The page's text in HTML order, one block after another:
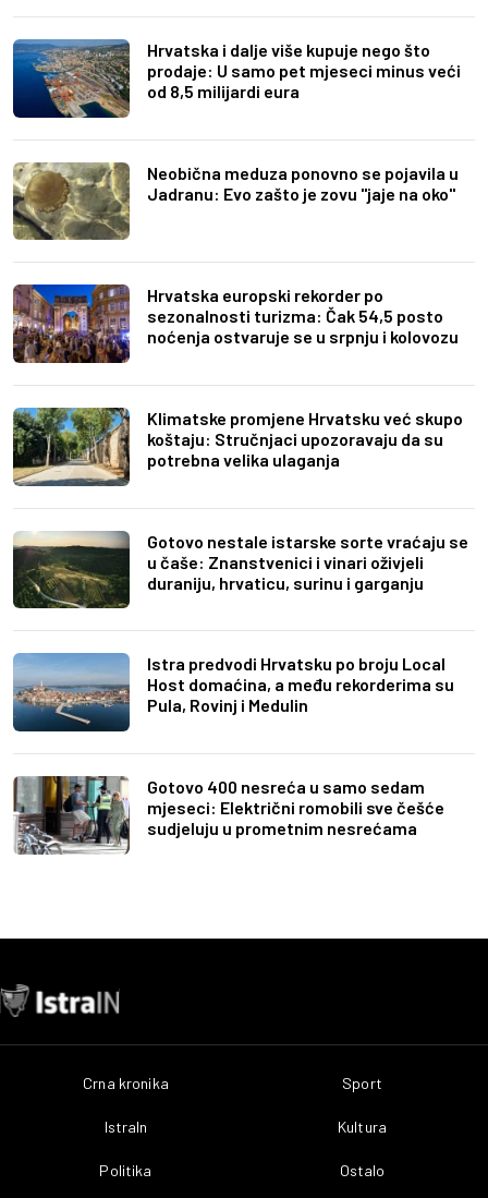
Hrvatska i dalje više kupuje nego što
prodaje: U samo pet mjeseci minus veći
od 8,5 milijardi eura
Neobična meduza ponovno se pojavila u
Jadranu: Evo zašto je zovu "jaje na oko"
Hrvatska europski rekorder po
sezonalnosti turizma: Čak 54,5 posto
noćenja ostvaruje se u srpnju i kolovozu
Klimatske promjene Hrvatsku već skupo
koštaju: Stručnjaci upozoravaju da su
potrebna velika ulaganja
Gotovo nestale istarske sorte vraćaju se
u čaše: Znanstvenici i vinari oživjeli
duraniju, hrvaticu, surinu i garganju
Istra predvodi Hrvatsku po broju Local
Host domaćina, a među rekorderima su
Pula, Rovinj i Medulin
Gotovo 400 nesreća u samo sedam
mjeseci: Električni romobili sve češće
sudjeluju u prometnim nesrećama
Crna kronika
IstraIn
Politika
Sport
Kultura
Ostalo